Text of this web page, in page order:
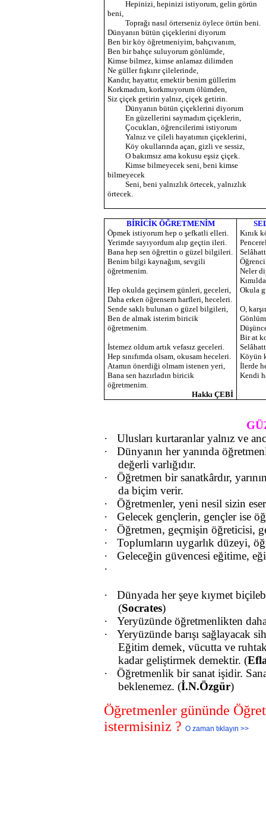
Hepinizi, hepinizi istiyorum, gelin görün
beni,
Toprağı nasıl örterseniz öylece örtün beni.
Dünyanın bütün çiçeklerini diyorum
Ben bir köy öğretmeniyim, bahçıvanım,
Ben bir bahçe suluyorum gönlümde,
Kimse bilmez, kimse anlamaz dilimden
Ne güller fışkırır çilelerinde,
Kandır, hayattır, emektir benim güllerim
Korkmadım, korkmuyorum ölümden,
Siz çiçek getirin yalnız, çiçek getirin.
Dünyanın bütün çiçeklerini diyorum
En güzellerini saymadım çiçeklerin,
Çocukları, öğrencilerimi istiyorum
Yalnız ve çileli hayatımın çiçeklerini,
Köy okullarında açan, gizli ve sessiz,
O bakımsız ama kokusu eşsiz çiçek.
Kimse bilmeyecek seni, beni kimse
bilmeyecek
Seni, beni yalnızlık örtecek, yalnızlık
örtecek.
BİRİCİK ÖĞRETMENİM
Öpmek istiyorum hep o şefkatli elleri.
Yerimde sayıyordum alıp geçtin ileri.
Bana hep sen öğrettin o güzel bilgileri.
Benim bilgi kaynağım, sevgili
öğretmenim.
Hep okulda geçirsem günleri, geceleri,
Daha erken öğrensem harfleri, heceleri.
Sende saklı bulunan o güzel bilgileri,
Ben de almak isterim biricik
öğretmenim.
İstemez oldum artık vefasız geceleri.
Hep sınıfımda olsam, okusam heceleri.
Atamın önerdiği olmam istenen yeri,
Bana sen hazırladın biricik
öğretmenim.
Hakkı ÇEBİ
Kınık
Neler
Okula
O,
Bir at
Köyün
İlerde
Kendi
·
Ulusları kurtaranlar yalnız ve
·
Dünyanın her yanında
değerli varlığıdır.
·
Öğretmen bir sanatkârdır,
da biçim verir.
·
Öğretmenler, yeni nesil sizin
·
Gelecek gençlerin, gençler ise
·
Öğretmen, geçmişin öğreticisi,
·
Toplumların uygarlık düzeyi,
·
Geleceğin güvencesi eğitime,
·
·
Dünyada her şeye kıymet
(Socrates)
·
Yeryüzünde öğretmenlikten
·
Yeryüzünde barışı sağlayacak
Eğitim demek, vücutta ve
kadar geliştirmek demektir. (
·
Öğretmenlik bir sanat işidir.
beklenemez. (İ.N.Özgür)
Öğretmenler gününde
istermisiniz ? O zaman tıklayın >>